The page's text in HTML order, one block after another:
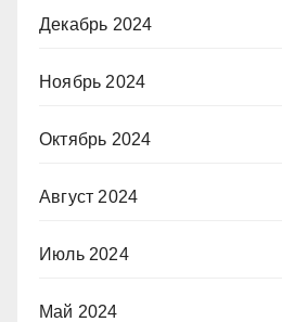
Декабрь 2024
Ноябрь 2024
Октябрь 2024
Август 2024
Июль 2024
Май 2024